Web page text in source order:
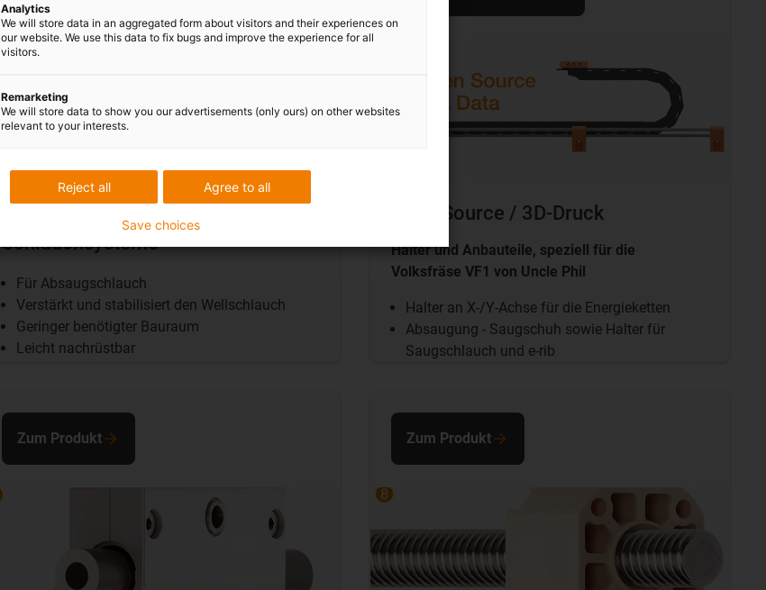
e-rib - die Verstärkung für
Schlauchsysteme
Für Absaugschlauch
Verstärkt und stabilisiert den Wellschlauch
Geringer benötigter Bauraum
Leicht nachrüstbar
Open Source / 3D-Druck
Halter und Anbauteile, speziell für die
Volksfräse VF1 von Uncle Phil
Halter an X-/Y-Achse für die Energieketten
Absaugung - Saugschuh sowie Halter für
Saugschlauch und e-rib
Zum Produkt Zum Produkt
Analytics
We will store data in an aggregated form about visitors and their experiences on
our website. We use this data to fix bugs and improve the experience for all
visitors.
Remarketing
We will store data to show you our advertisements (only ours) on other websites
relevant to your interests.
Agree to all
Reject all
Save choices